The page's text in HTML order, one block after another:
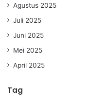
Agustus 2025
Juli 2025
Juni 2025
Mei 2025
April 2025
Tag